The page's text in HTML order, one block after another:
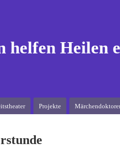
helfen Heilen
Projekte